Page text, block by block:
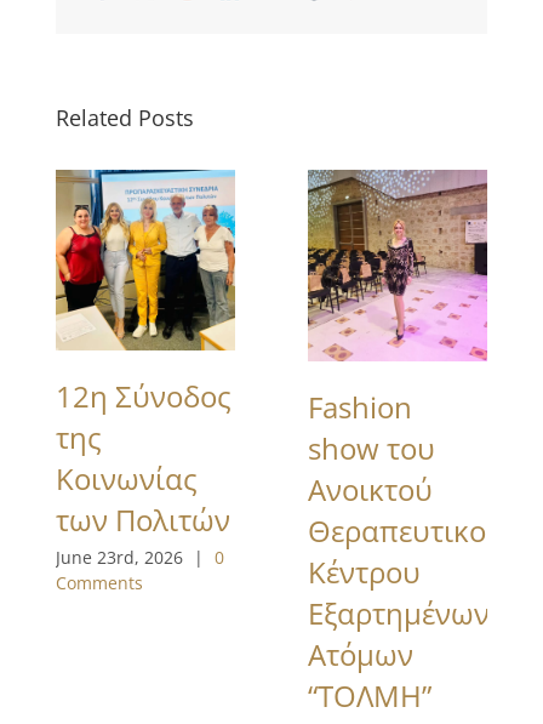
Related Posts
12η Σύνοδος
της
Κοινωνίας
των Πολιτών
June 23rd, 2026 |
0
Comments
Fashion
show του
Ανοικτού
Θεραπευτικού
Κέντρου
Εξαρτημένων
Ατόμων
“ΤΟΛΜΗ”